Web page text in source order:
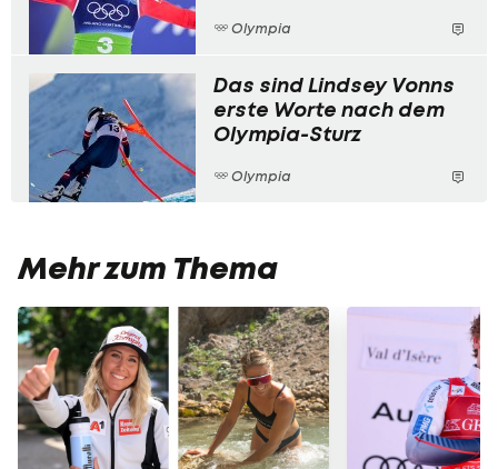
Olympia
Das sind Lindsey Vonns
erste Worte nach dem
Olympia-Sturz
Olympia
Mehr zum Thema